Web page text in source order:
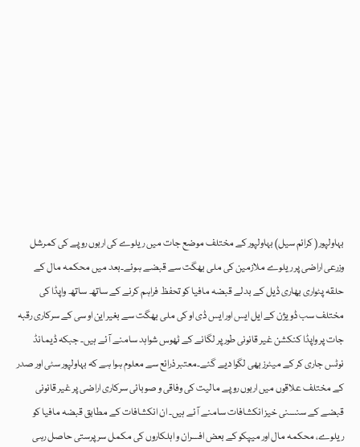
بہاولپور ( کرائم سیل) بہاولپور کے مختلف موضع جات میں ریلوے کی اربوں روپے کی کمرشل
وزرعی اراضی پر ریلوے ملازمین کی ملی بھگت سے قبضے ہوئے۔بعد میں محکمہ مال کے
حلقہ پٹواری بھاری ڈیل کے بدلے قبضہ مافیا کو تحفظ فراہم کرنے کے ساتھ ساتھ واپڈا کی
مختلف سب ڈویژن کے ایل ایس اور ایس ڈی او کی ملی بھگت سے بغیر این او سی کے سرکاری رقبہ
جات پر واپڈا کنکشن غیر قانونی طور پر لگانے کے ٹھوس شواہد سامنے آئے ہیں۔ جبکہ ڈیمانڈ
نوٹس جاری کر کے میٹرز بھی لگوا دیے گئے۔معتبر ذرائع سے معلوم ہوا ہے کہ بہاولپور سٹی اور صدر
کے مختلف علاقوں میں اربوں روپے مالیت کی وفاقی و صوبائی سرکاری اراضی پر غیر قانونی
قبضے کے سنسنی خیز انکشافات سامنے آئے ہیں۔ ان انکشافات کے مطابق قبضہ مافیا کو
ریلوے، محکمہ مال اور میپکو کے بعض افسران و اہلکاروں کی مکمل سرپرستی حاصل رہی